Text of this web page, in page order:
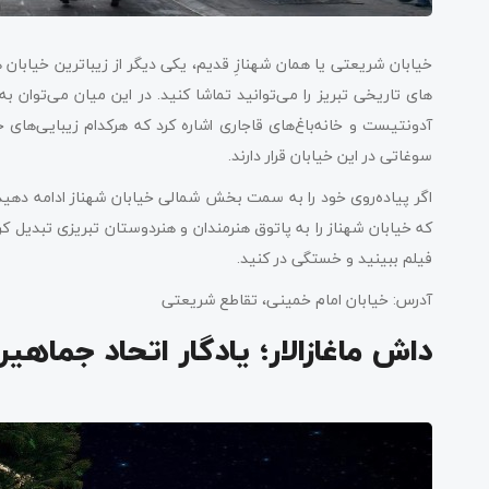
خیابان شریعتی یا همان شهنازِ قدیم، یکی دیگر از زیباترین
های تاریخی تبریز را می‌توانید تماشا کنید. در این میان
آدونتیست و خانه‌باغ‌های قاجاری اشاره کرد که هرکدام زیبایی‌های
سوغاتی در این خیابان قرار دارند.
اگر پیاده‌روی خود را به سمت بخش شمالی خیابان شهناز ادامه
که خیابان شهناز را به پاتوق هنرمندان و هنردوستان تبریزی
فیلم ببینید و خستگی در کنید.
آدرس: خیابان امام خمینی، تقاطع شریعتی
داش ماغازالار؛ یادگار اتحاد